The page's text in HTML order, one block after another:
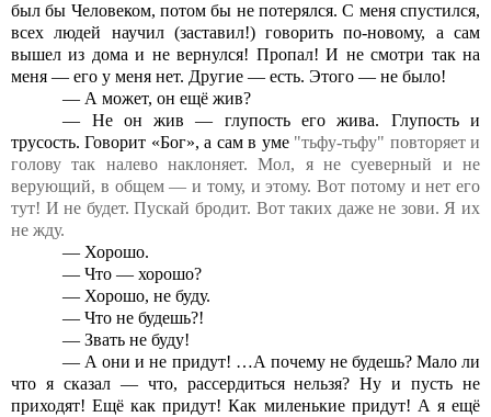
был бы Человеком, потом бы не потерялся. С меня спустился,
всех людей научил (заставил!) говорить по-новому, а сам
вышел из дома и не вернулся! Пропал! И не смотри так на
меня — его у меня нет. Другие — есть. Этого — не было!
— А может, он ещё жив?
— Не он жив — глупость его жива. Глупость и
трусость. Говорит «Бог», а сам в уме "тьфу-тьфу" повторяет и
голову так налево наклоняет. Мол, я не суеверный и не
верующий, в общем — и тому, и этому. Вот потому и нет его
тут! И не будет. Пускай бродит. Вот таких даже не зови. Я их
не жду.
— Хорошо.
— Что — хорошо?
— Хорошо, не буду.
— Что не будешь?!
— Звать не буду!
— А они и не придут! …А почему не будешь? Мало ли
что я сказал — что, рассердиться нельзя? Ну и пусть не
приходят! Ещё как придут! Как миленькие придут! А я ещё